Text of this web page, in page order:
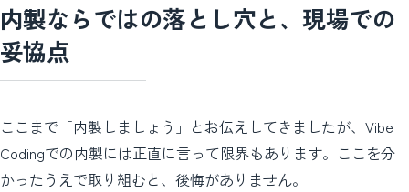
内製ならではの落とし穴と、現場での
妥協点
ここまで「内製しましょう」とお伝えしてきましたが、Vibe
Codingでの内製には正直に言って限界もあります。ここを分
かったうえで取り組むと、後悔がありません。